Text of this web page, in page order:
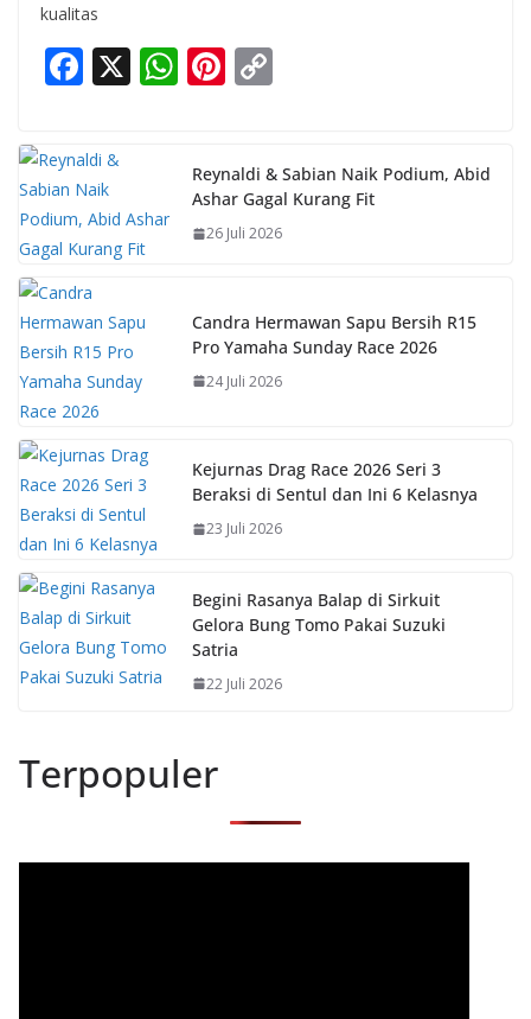
kualitas
F
e
b
o
o
k
X W
s
A
p
Pi
e
st
y
Li
n
Reynaldi & Sabian Naik Podium, Abid
Ashar Gagal Kurang Fit
26 Juli 2026
Candra Hermawan Sapu Bersih R15
Pro Yamaha Sunday Race 2026
24 Juli 2026
Kejurnas Drag Race 2026 Seri 3
Beraksi di Sentul dan Ini 6 Kelasnya
23 Juli 2026
Begini Rasanya Balap di Sirkuit
Gelora Bung Tomo Pakai Suzuki
Satria
22 Juli 2026
Terpopuler